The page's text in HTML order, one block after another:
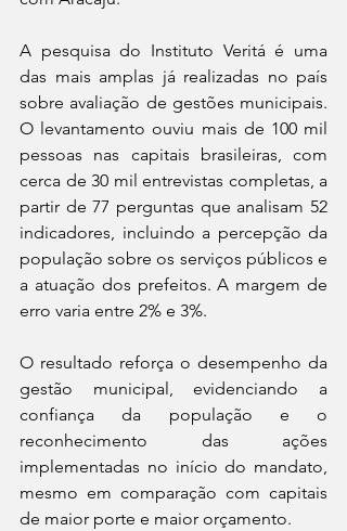
A pesquisa do Instituto Veritá é uma
das mais amplas já realizadas no país
sobre avaliação de gestões municipais.
O levantamento ouviu mais de 100 mil
pessoas nas capitais brasileiras, com
cerca de 30 mil entrevistas completas, a
partir de 77 perguntas que analisam 52
indicadores, incluindo a percepção da
população sobre os serviços públicos e
a atuação dos prefeitos. A margem de
erro varia entre 2% e 3%.
O resultado reforça o desempenho da
gestão municipal, evidenciando a
confiança da população e o
reconhecimento das ações
implementadas no início do mandato,
mesmo em comparação com capitais
de maior porte e maior orçamento.